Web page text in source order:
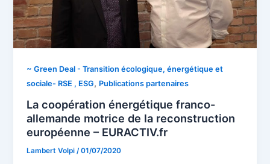
~ Green Deal - Transition écologique, énergétique et
sociale- RSE , ESG, Publications partenaires
La coopération énergétique franco-
allemande motrice de la reconstruction
européenne – EURACTIV.fr
Lambert Volpi /01/07/2020